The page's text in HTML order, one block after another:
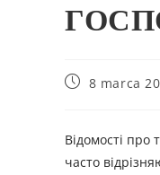
8 marca
Відомості про
часто